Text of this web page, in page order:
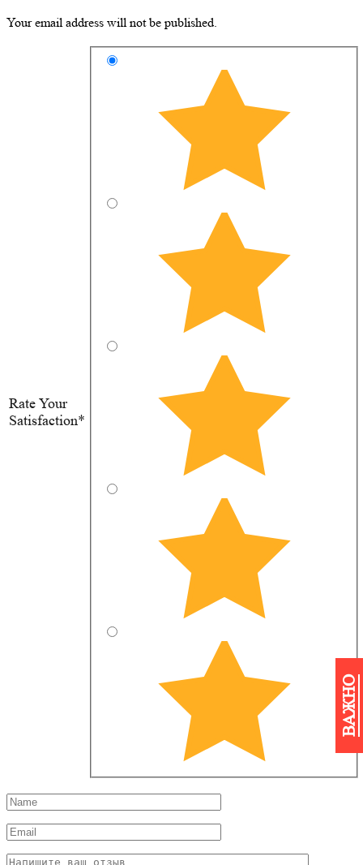
ВАЖНО
Your email address will not be published.
Rate Your
Satisfaction*